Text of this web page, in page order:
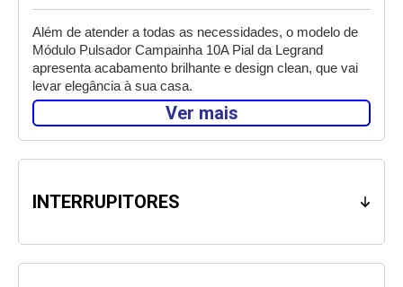
Além de atender a todas as necessidades, o modelo de
Módulo Pulsador Campainha 10A Pial da Legrand
apresenta acabamento brilhante e design clean, que vai
levar elegância à sua casa.
Presente nos 5 continentes, em mais de 180 países, a
Legrand traz soluções comprovadas mundialmente de
alta tecnologia para instalações elétricas residenciais,
Atenção: Antes de iniciar a instalação do produto desligue
Ver mais
INTERRUPITORES